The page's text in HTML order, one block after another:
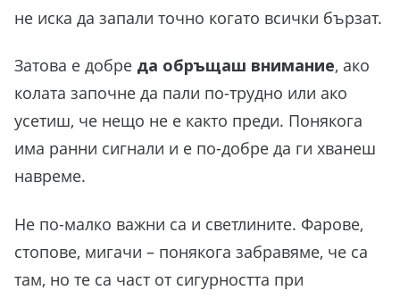
не иска да запали точно когато всички бързат.
Затова е добре да обръщаш внимание, ако
колата започне да пали по-трудно или ако
усетиш, че нещо не е както преди. Понякога
има ранни сигнали и е по-добре да ги хванеш
навреме.
Не по-малко важни са и светлините. Фарове,
стопове, мигачи – понякога забравяме, че са
там, но те са част от сигурността при